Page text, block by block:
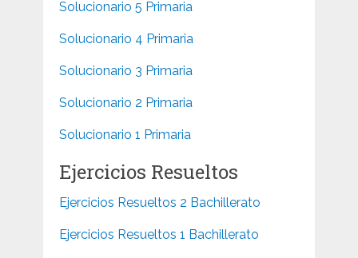
Solucionario 5 Primaria
Solucionario 4 Primaria
Solucionario 3 Primaria
Solucionario 2 Primaria
Solucionario 1 Primaria
Ejercicios Resueltos
Ejercicios Resueltos 2 Bachillerato
Ejercicios Resueltos 1 Bachillerato